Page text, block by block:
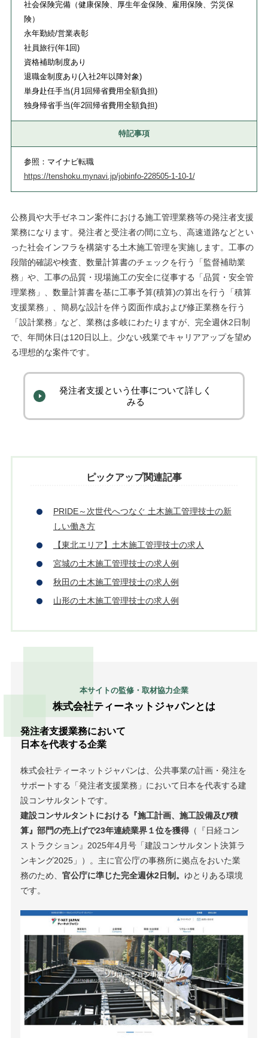
社会保険完備（健康保険、厚生年金保険、雇用保険、労災保
険）
永年勤続/営業表彰
社員旅行(年1回)
資格補助制度あり
退職金制度あり(入社2年以降対象)
単身赴任手当(月1回帰省費用全額負担)
独身帰省手当(年2回帰省費用全額負担)
特記事項
参照：マイナビ転職
https://tenshoku.mynavi.jp/jobinfo-228505-1-10-1/
公務員や大手ゼネコン案件における施工管理業務等の発注者支援
業務になります。発注者と受注者の間に立ち、高速道路などとい
った社会インフラを構築する土木施工管理を実施します。工事の
段階的確認や検査、数量計算書のチェックを行う「監督補助業
務」や、工事の品質・現場施工の安全に従事する「品質・安全管
理業務」、数量計算書を基に工事予算(積算)の算出を行う「積算
支援業務」、簡易な設計を伴う図面作成および修正業務を行う
「設計業務」など、業務は多岐にわたりますが、完全週休2日制
で、年間休日は120日以上。少ない残業でキャリアアップを望め
る理想的な案件です。
発注者支援という仕事について詳しく
みる
ピックアップ関連記事
PRIDE～次世代へつなぐ 土木施工管理技士の新
しい働き方
【東北エリア】土木施工管理技士の求人
宮城の土木施工管理技士の求人例
秋田の土木施工管理技士の求人例
山形の土木施工管理技士の求人例
本サイトの監修・取材協力企業
株式会社ティーネットジャパンとは
発注者支援業務において
日本を代表する企業
株式会社ティーネットジャパンは、公共事業の計画・発注を
サポートする「発注者支援業務」において日本を代表する建
設コンサルタントです。
建設コンサルタントにおける『施工計画、施工設備及び積
算』部門の売上げで23年連続業界１位を獲得 （『日経コン
ストラクション』2025年4月号「建設コンサルタント決算ラ
ンキング2025」）。主に官公庁の事務所に拠点をおいた業
務のため、官公庁に準じた完全週休2日制。 ゆとりある環境
です。